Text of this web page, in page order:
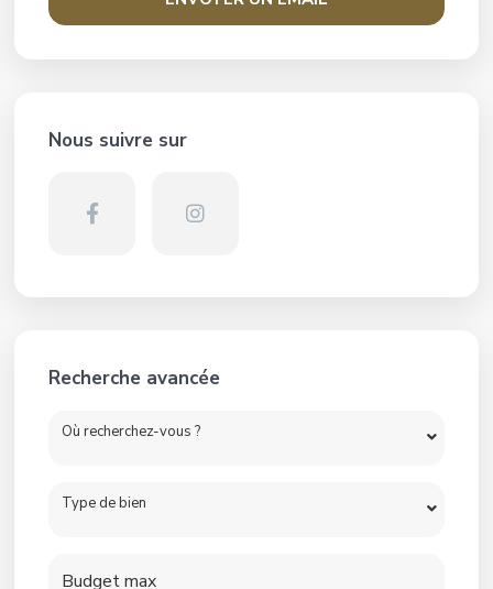
Nous suivre sur
Recherche avancée
Où recherchez-vous ?
Type de bien